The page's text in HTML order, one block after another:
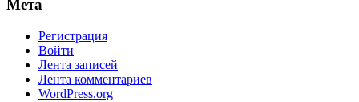
Мета
Регистрация
Войти
Лента записей
Лента комментариев
WordPress.org